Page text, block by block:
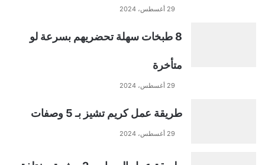
29 أغسطس، 2024
8 طبخات سهلة تحضريهم بسرعة لو
متأخرة
29 أغسطس، 2024
طريقة عمل كريم تشيز بـ 5 وصفات
29 أغسطس، 2024